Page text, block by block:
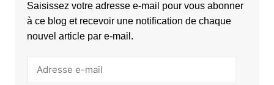
Saisissez votre adresse e-mail pour vous abonner
à ce blog et recevoir une notification de chaque
nouvel article par e-mail.